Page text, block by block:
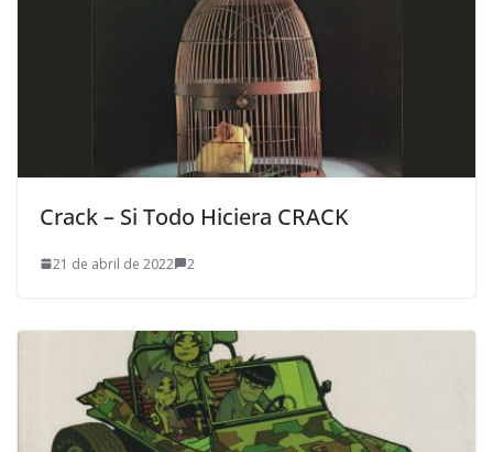
Crack – Si Todo Hiciera CRACK
21 de abril de 2022 2